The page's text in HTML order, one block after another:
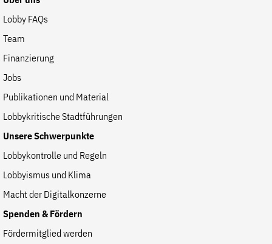
Lobby FAQs
Team
Finanzierung
Jobs
Publikationen und Material
Lobbykritische Stadtführungen
Unsere Schwerpunkte
Lobbykontrolle und Regeln
Lobbyismus und Klima
Macht der Digitalkonzerne
Spenden & Fördern
Fördermitglied werden